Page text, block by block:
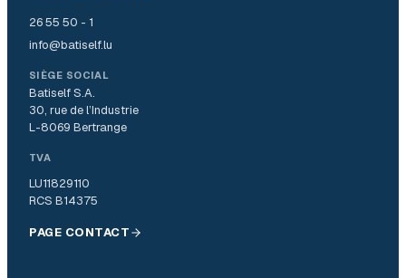
26 55 50 - 1
info@batiself.lu
SIÈGE SOCIAL
Batiself S.A.
30, rue de l’Industrie
L-8069 Bertrange
TVA
LU11829110
RCS B14375
PAGE CONTACT